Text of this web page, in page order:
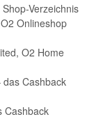
Verzeichnis
Onlineshop
O2 Home
Cashback
Cashback